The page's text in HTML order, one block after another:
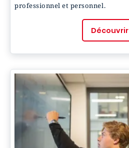
professionnel et personnel.
Découvrir